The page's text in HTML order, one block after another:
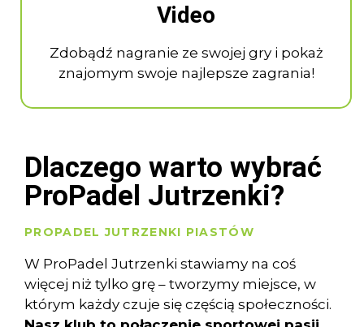
Video
Zdobądź nagranie ze swojej gry i pokaż
znajomym swoje najlepsze zagrania!
Dlaczego warto wybrać
ProPadel Jutrzenki?
PROPADEL JUTRZENKI PIASTÓW
W ProPadel Jutrzenki stawiamy na coś
więcej niż tylko grę – tworzymy miejsce, w
którym każdy czuje się częścią społeczności.